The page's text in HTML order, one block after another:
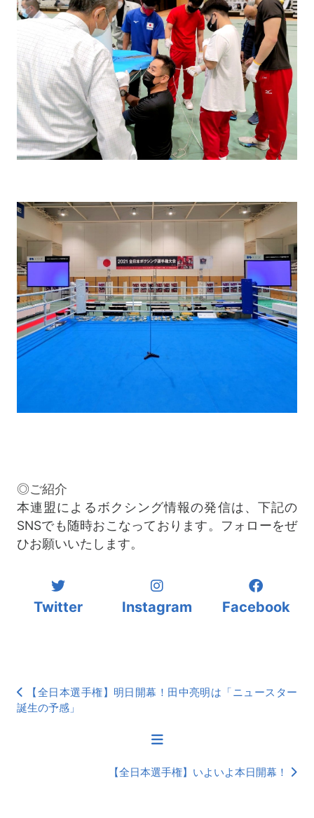
◎ご紹介
本連盟によるボクシング情報の発信は、下記の
SNSでも随時おこなっております。フォローをぜ
ひお願いいたします。
Twitter Instagram Facebook
【全日本選手権】明日開幕！田中亮明は「ニュースター
誕生の予感」
【全日本選手権】いよいよ本日開幕！